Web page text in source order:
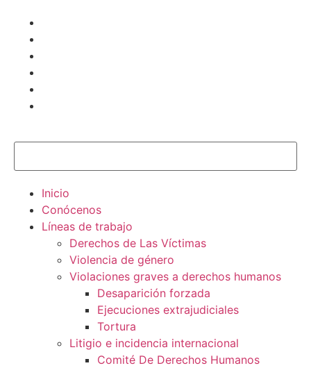
Inicio
Conócenos
Líneas de trabajo
Derechos de Las Víctimas
Violencia de género
Violaciones graves a derechos humanos
Desaparición forzada​
Ejecuciones extrajudiciales
Tortura
Litigio e incidencia internacional
Comité De Derechos Humanos​